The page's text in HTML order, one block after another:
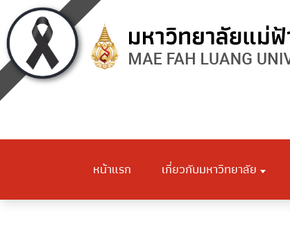
หน้าแรก เกี่ยวกับมหาวิทยาลัย